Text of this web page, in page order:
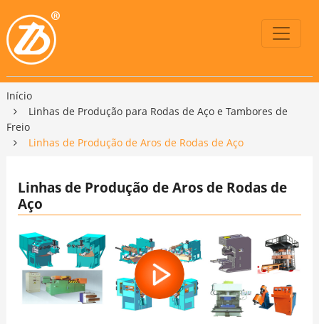
Início
Linhas de Produção para Rodas de Aço e Tambores de
Freio
Linhas de Produção de Aros de Rodas de Aço
Linhas de Produção de Aros de Rodas de
Aço